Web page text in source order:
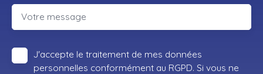
Votre message
J'accepte le traitement de mes données
personnelles conformément au RGPD. Si vous ne